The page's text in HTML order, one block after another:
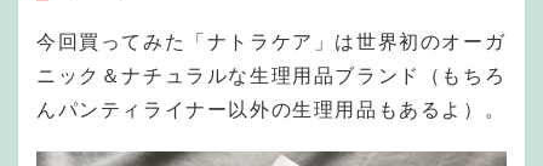
今回買ってみた「ナトラケア」は世界初のオーガ
ニック＆ナチュラルな生理用品ブランド（もちろ
んパンティライナー以外の生理用品もあるよ）。